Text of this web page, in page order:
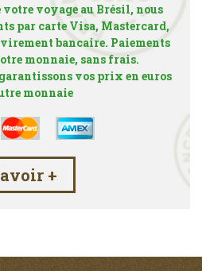
votre voyage au Brésil, nous
par carte Visa, Mastercard,
bancaire. Paiements
monnaie, sans frais.
vos prix en euros
monnaie
+